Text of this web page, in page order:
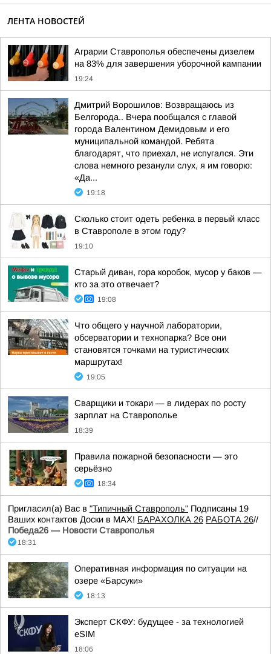
ЛЕНТА НОВОСТЕЙ
Аграрии Ставрополья обеспечены дизелем
на 83% для завершения уборочной кампании
19:24
Дмитрий Ворошилов: Возвращаюсь из
Белгорода.. Вчера пообщался с главой
города Валентином Демидовым и его
муниципальной командой. Ребята
благодарят, что приехал, не испугался. Эти
слова немного резанули слух, я им говорю:
«Да...
19:18
Сколько стоит одеть ребенка в первый класс
в Ставрополе в этом году?
19:10
Старый диван, гора коробок, мусор у баков —
кто за это отвечает?
19:08
Что общего у научной лаборатории,
обсерватории и технопарка? Все они
становятся точками на туристических
маршрутах!
19:05
Сварщики и токари — в лидерах по росту
зарплат на Ставрополье
18:39
Правила пожарной безопасности — это
серьёзно
18:34
Пригласил(а) Вас в "Типичный Ставрополь" Подписаны 19
Ваших контактов Доски в МАХ! БАРАХОЛКА 26 РАБОТА 26//
Победа26 — Новости Ставрополья
18:31
Оперативная информация по ситуации на
озере «Барсуки»
18:13
Эксперт СКФУ: будущее - за технологией
eSIM
18:06